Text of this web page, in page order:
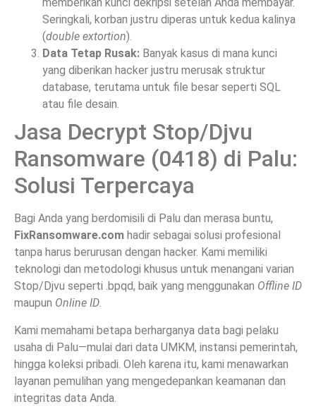
Seringkali, korban justru diperas untuk kedua kalinya
(double extortion).
Data Tetap Rusak: Banyak kasus di mana kunci
yang diberikan hacker justru merusak struktur
database, terutama untuk file besar seperti SQL
atau file desain.
Jasa Decrypt Stop/Djvu
Ransomware (0418) di Palu:
Solusi Terpercaya
Bagi Anda yang berdomisili di Palu dan merasa buntu,
FixRansomware.com hadir sebagai solusi profesional
tanpa harus berurusan dengan hacker. Kami memiliki
teknologi dan metodologi khusus untuk menangani varian
Stop/Djvu seperti .bpqd, baik yang menggunakan Offline ID
maupun Online ID.
Kami memahami betapa berharganya data bagi pelaku
usaha di Palu—mulai dari data UMKM, instansi pemerintah,
hingga koleksi pribadi. Oleh karena itu, kami menawarkan
layanan pemulihan yang mengedepankan keamanan dan
integritas data Anda.